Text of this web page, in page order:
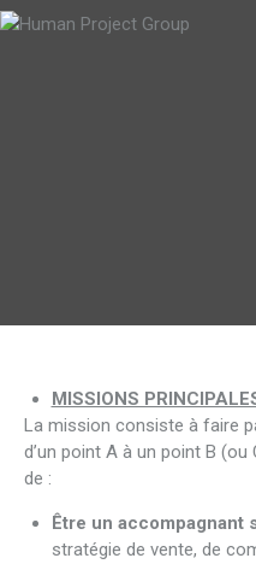
MISSIONS
La mission consiste à faire
d’un point A à un point B (ou
de :
Être un accompagnant
stratégie de vente, de